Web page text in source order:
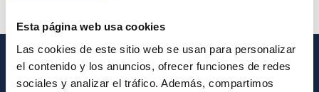
Esta página web usa cookies
Las cookies de este sitio web se usan para personalizar
el contenido y los anuncios, ofrecer funciones de redes
sociales y analizar el tráfico. Además, compartimos
INFORMACIÓN GENERAL